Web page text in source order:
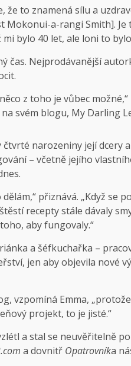
že to znamená sílu a
a-rangi Smith]. Je
bylo 40 let, ale loni to
čas. Nejprodávanější
z toho je vůbec
svém blogu, My Darling
čtvrté narozeniny její dcery
– včetně jejího
dělám,“ přiznává. „Když
recepty stále dávaly
aby fungovaly.“
a šéfkuchařka –
jen aby objevila nové
vzpomíná Emma,
projekt, to je jisté.“
a stal se neuvěřitelně
a dovnitř Opatrovníka